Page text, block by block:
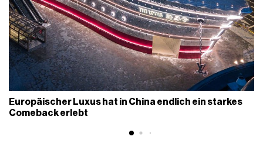
Europäischer Luxus hat in China endlich ein starkes
Comeback erlebt